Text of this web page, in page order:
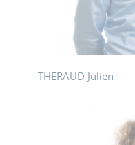
THERAUD Julien